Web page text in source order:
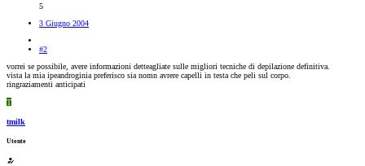
5
3 Giugno 2004
#2
vorrei se possibile, avere informazioni detteagliate sulle migliori tecniche di depilazione definitiva.
vista la mia ipeandroginia preferisco sia nomn avrere capelli in testa che peli sul corpo.
ringraziamenti anticipati
T
tmilk
Utente